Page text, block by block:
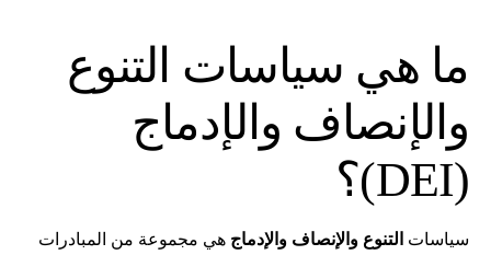
ما هي سياسات التنوع
والإنصاف والإدماج
(DEI)؟
سياسات التنوع والإنصاف والإدماج هي مجموعة من المبادرات